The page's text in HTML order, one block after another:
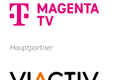
Hauptpartner